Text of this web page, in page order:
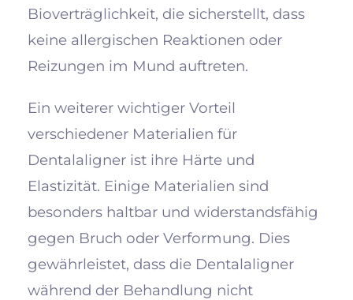
Bioverträglichkeit, die sicherstellt, dass
keine allergischen Reaktionen oder
Reizungen im Mund auftreten.
Ein weiterer wichtiger Vorteil
verschiedener Materialien für
Dentalaligner ist ihre Härte und
Elastizität. Einige Materialien sind
besonders haltbar und widerstandsfähig
gegen Bruch oder Verformung. Dies
gewährleistet, dass die Dentalaligner
während der Behandlung nicht